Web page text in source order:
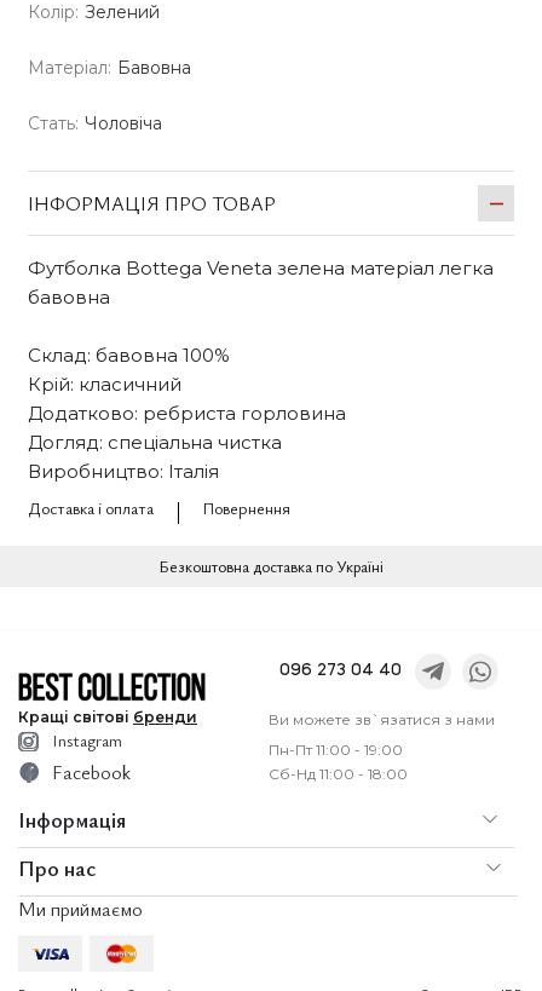
Колір: Зелений
Матеріал: Бавовна
Стать: Чоловіча
ІНФОРМАЦІЯ ПРО ТОВАР
Футболка Bottega Veneta зелена матеріал легка
бавовна
Склад: бавовна 100%
Крій: класичний
Додатково: ребриста горловина
Догляд: спеціальна чистка
Виробництво: Італія
Доставка і оплата
Повернення
Безкоштовна доставка по Україні
Кращі світові бренди
096 273 04 40
Ви можете зв`язатися з нами
Пн-Пт 11:00 - 19:00
Сб-Нд 11:00 - 18:00
Про нас
Послуги
Інформація
Доставка і оплата
Instagram
Facebook
Ми приймаємо